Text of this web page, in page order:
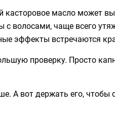
масло может
волосами, чаще всего
эффекты встречаются
проверку. Просто
А вот держать его,